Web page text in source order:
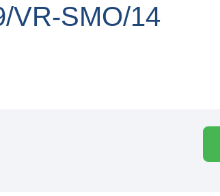
VR-SMO/14